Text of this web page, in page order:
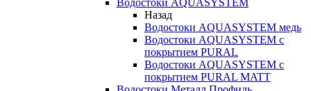
Водостоки AQUASYSTEM
Назад
Водостоки AQUASYSTEM медь
Водостоки AQUASYSTEM с
покрытием PURAL
Водостоки AQUASYSTEM с
покрытием PURAL MATT